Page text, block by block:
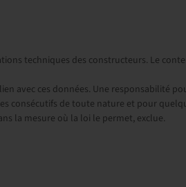
techniques des constructeurs. Le
avec ces données. Une responsabilité
consécutifs de toute nature et pour
la mesure où la loi le permet, exclue.